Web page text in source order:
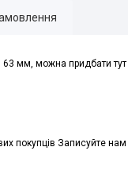
63 мм, можна придбати тут
покупців Записуйте нам